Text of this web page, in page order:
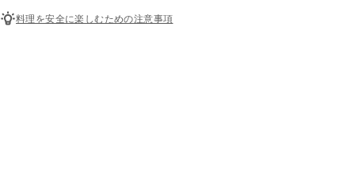
料理を安全に楽しむための注意事項